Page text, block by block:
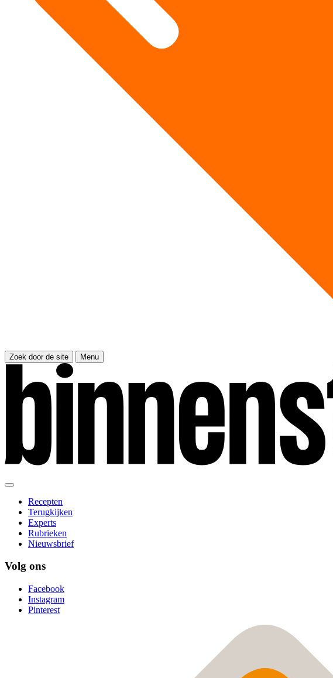
Zoek door de site Menu
Recepten
Terugkijken
Experts
Rubrieken
Nieuwsbrief
Volg ons
Facebook
Instagram
Pinterest